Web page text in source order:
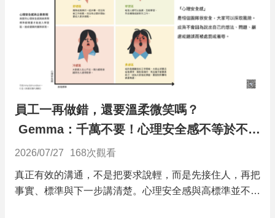
員工一再做錯，還要溫柔微笑嗎？
Gemma：千萬不要！心理安全感不等於不要
求
2026/07/27 168次觀看
真正有效的溝通，不是把要求說輕，而是先接住人，再把
事實、標準與下一步講清楚。心理安全感與高標準並不衝